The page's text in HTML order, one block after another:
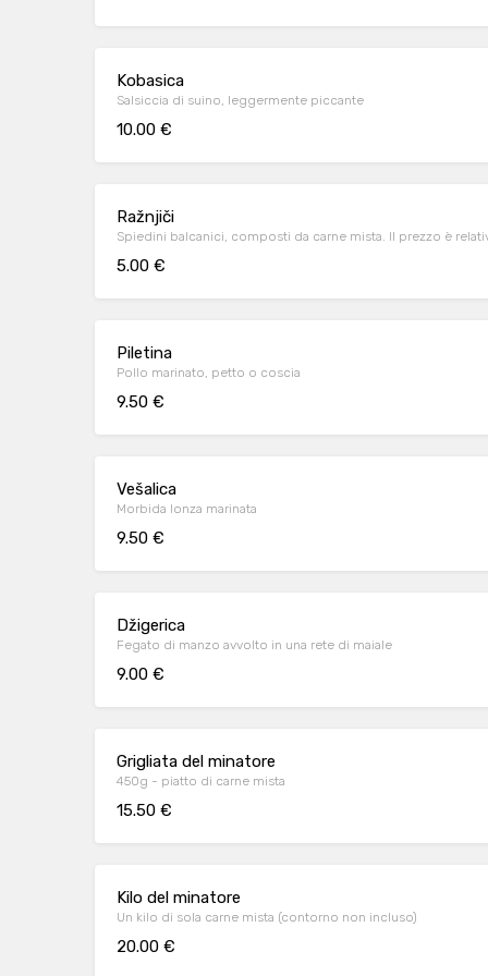
Kobasica
Salsiccia di suino, leggermente piccante
10.00 €
Ražnjiči
Spiedini balcanici, composti da carne mista. Il prezzo è
5.00 €
Piletina
Pollo marinato, petto o coscia
9.50 €
Vešalica
Morbida lonza marinata
9.50 €
Džigerica
Fegato di manzo avvolto in una rete di maiale
9.00 €
Grigliata del minatore
450g - piatto di carne mista
15.50 €
Kilo del minatore
Un kilo di sola carne mista (contorno non incluso)
20.00 €